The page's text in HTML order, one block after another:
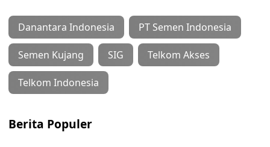
Danantara Indonesia PT Semen Indonesia
Semen Kujang SIG Telkom Akses
Telkom Indonesia
Berita Populer